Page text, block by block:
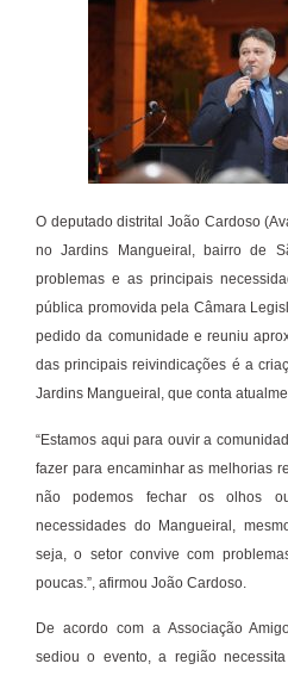
O deputado distrital João Cardoso
no Jardins Mangueiral, bairro de
problemas e as principais
pública promovida pela Câmara
pedido da comunidade e reuniu
das principais reivindicações é a
Jardins Mangueiral, que conta
“Estamos aqui para ouvir a
fazer para encaminhar as melhorias
não podemos fechar os olhos
necessidades do Mangueiral,
seja, o setor convive com
poucas.”, afirmou João Cardoso.
De acordo com a Associação
sediou o evento, a região